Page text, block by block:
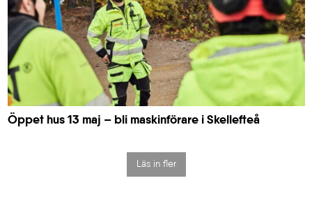
Öppet hus 13 maj – bli maskinförare i Skellefteå
Läs in fler